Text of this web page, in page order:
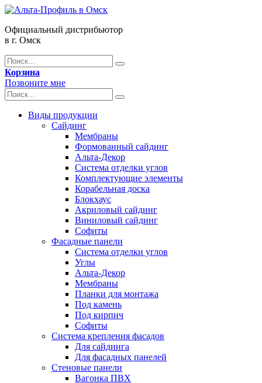
Официальный дистрибьютор
в г. Омск
Корзина
Позвоните мне
Виды продукции
Сайдинг
Мембраны
Формованный сайдинг
Альта-Декор
Система отделки углов
Комплектующие элементы
Корабельная доска
Блокхаус
Акриловый сайдинг
Виниловый сайдинг
Софиты
Фасадные панели
Система отделки углов
Углы
Альта-Декор
Мембраны
Планки для монтажа
Под камень
Под кирпич
Софиты
Система крепления фасадов
Для сайдинга
Для фасадных панелей
Стеновые панели
Вагонка ПВХ